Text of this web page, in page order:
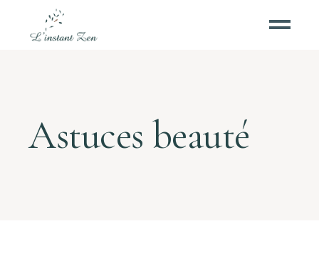
Astuces beauté